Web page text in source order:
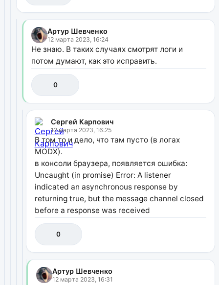
Артур Шевченко
12 марта 2023, 16:24
Не знаю. В таких случаях смотрят логи и
потом думают, как это исправить.
0
Сергей Карпович
12 марта 2023, 16:25
В том то и дело, что там пусто (в логах
MODX).
в консоли браузера, появляется ошибка:
Uncaught (in promise) Error: A listener
indicated an asynchronous response by
returning true, but the message channel closed
before a response was received
0
Артур Шевченко
12 марта 2023, 16:31